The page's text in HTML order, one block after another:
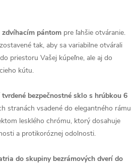
zdvíhacím pántom pre ľahšie otváranie.
tak, aby sa variabilne otvárali
priestoru Vašej kúpeľne, ale aj do
kútu.
bezpečnostné sklo s hrúbkou 6
stranách vsadené do elegantného rámu
lesklého chrómu, ktorý dosahuje
a protikoróznej odolnosti.
do skupiny bezrámových dverí do